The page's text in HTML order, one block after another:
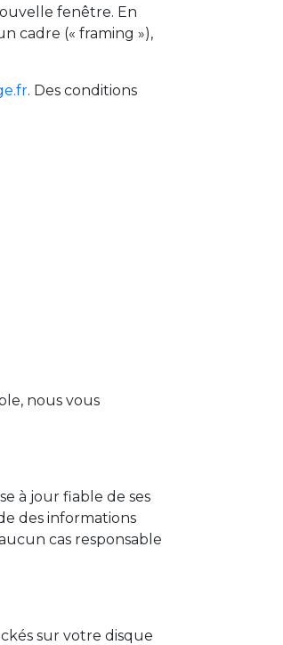
fenêtre. En
cadre (« framing »),
. Des conditions
nous vous
à jour fiable de ses
des informations
cas responsable
sur votre disque